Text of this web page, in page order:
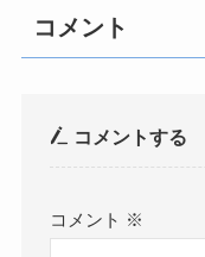
コメント
コメントする
コメント ※